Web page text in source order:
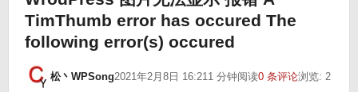
TimThumb error has occured The
following error(s) occured
松丶WPSong2021年2月8日 16:211 分钟阅读0 条评论浏览: 2